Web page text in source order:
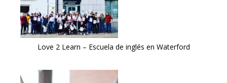
Love 2 Learn – Escuela de inglés en Waterford